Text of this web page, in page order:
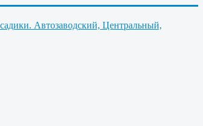
Автозаводский, Центральный,